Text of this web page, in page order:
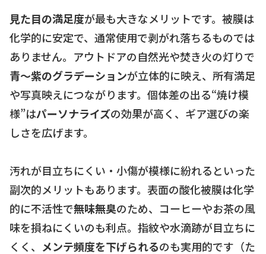
見た目の満足度が最も大きなメリットです。被膜は
化学的に安定で、通常使用で剥がれ落ちるものでは
ありません。アウトドアの自然光や焚き火の灯りで
青〜紫のグラデーションが立体的に映え、所有満足
や写真映えにつながります。個体差の出る“焼け模
様”はパーソナライズの効果が高く、ギア選びの楽
しさを広げます。
汚れが目立ちにくい・小傷が模様に紛れるといった
副次的メリットもあります。表面の酸化被膜は化学
的に不活性で無味無臭のため、コーヒーやお茶の風
味を損ねにくいのも利点。指紋や水滴跡が目立ちに
くく、 メンテ頻度を下げられるのも実用的です（た